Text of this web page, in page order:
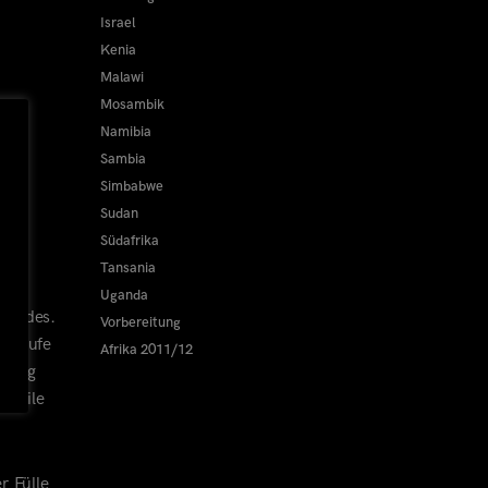
Israel
Kenia
Malawi
Mosambik
Namibia
Sambia
Simbabwe
Sudan
Südafrika
Tansania
Uganda
Vorbereitung
Afrika 2011/12